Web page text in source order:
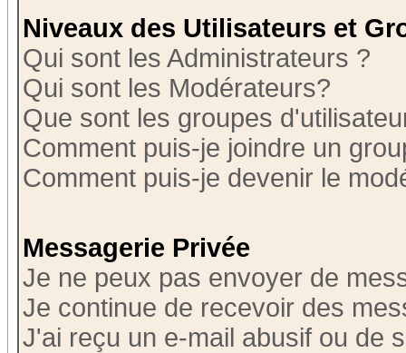
Niveaux des Utilisateurs et
Qui sont les Administrateurs ?
Qui sont les Modérateurs?
Que sont les groupes
Comment puis-je joindre un
Comment puis-je devenir le
Messagerie Privée
Je ne peux pas envoyer de
Je continue de recevoir des
J'ai reçu un e-mail abusif ou de